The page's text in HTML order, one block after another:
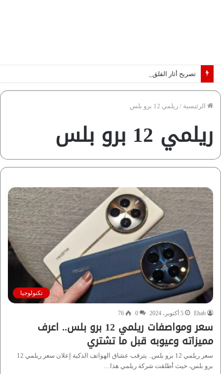
الرئيسية / ريلمي 12 برو بلس
ريلمي 12 برو بلس
تكنولوجيا
Ehab 5 أكتوبر، 2024 0
76
سعر ومواصفات ريلمي 12 برو بلس.. اعرف
مميزاته وعيوبه قبل ما تشتري
سعر ريلمي 12 برو بلس.. يترقب عشاق الهواتف الذكية إعلان سعر ريلمي 12
برو بلس، حيث أطلقت شركة ريلمي هذا…